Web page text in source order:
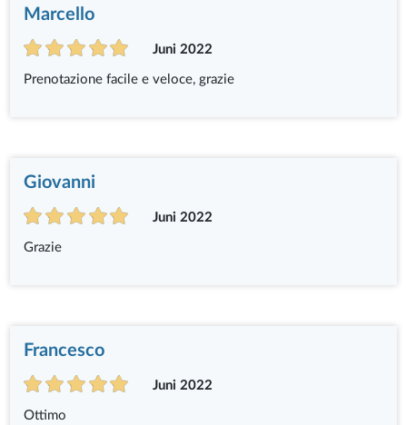
Marcello
Juni 2022
Prenotazione facile e veloce, grazie
Giovanni
Juni 2022
Grazie
Francesco
Juni 2022
Ottimo